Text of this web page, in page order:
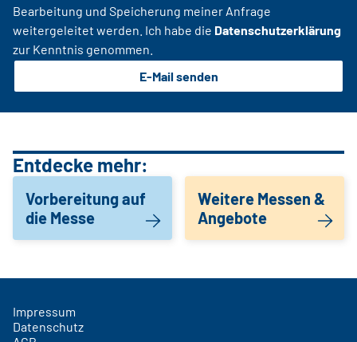
Bearbeitung und Speicherung meiner Anfrage
weitergeleitet werden. Ich habe die Datenschutzerklärung
zur Kenntnis genommen.
E-Mail senden
Entdecke mehr:
Vorbereitung auf
die Messe
Weitere Messen &
Angebote
Impressum
Datenschutz